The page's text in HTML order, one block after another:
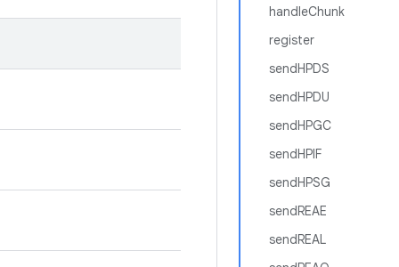
handleChunk
register
sendHPDS
sendHPDU
sendHPGC
sendHPIF
sendHPSG
sendREAE
sendREAL